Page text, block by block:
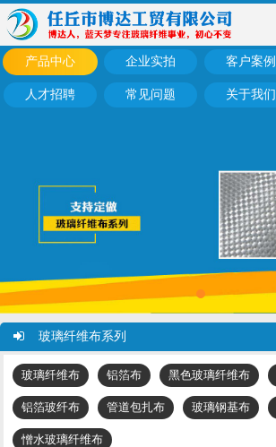
产品中心 企业实拍 客户案例
人才招聘 常见问题 关于我们
玻璃纤维布系列
玻璃纤维布 铝箔布 黑色玻璃纤维布
铝箔玻纤布 管道包扎布 玻璃钢基布
憎水玻璃纤维布